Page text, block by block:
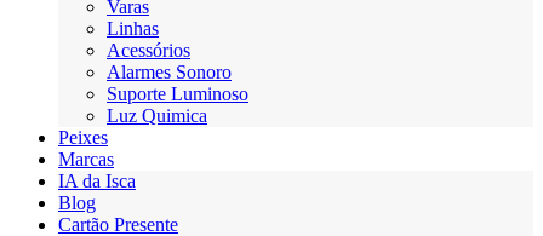
Varas
Linhas
Acessórios
Alarmes Sonoro
Suporte Luminoso
Luz Quimica
Peixes
Marcas
IA da Isca
Blog
Cartão Presente